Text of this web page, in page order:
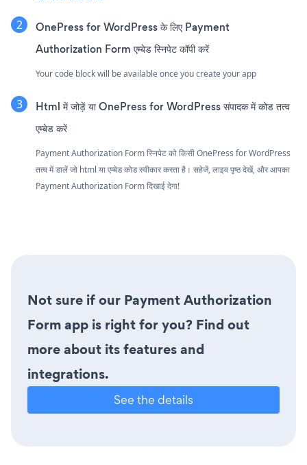
OnePress for WordPress के लिए Payment
Authorization Form एम्बेड स्निपेट कॉपी करें
Your code block will be available once you create your app
Html में जोड़ें या OnePress for WordPress संपादक में कोड तत्व
एम्बेड करें
Payment Authorization Form स्निपेट को किसी OnePress for WordPress
तत्व में डालें जो html या एम्बेड कोड स्वीकार करता है। सहेजें, लाइव पृष्ठ देखें, और आपका
Payment Authorization Form दिखाई देगा!
Not sure if our Payment Authorization
Form app is right for you? Find out
more about its features and
integrations.
See the details